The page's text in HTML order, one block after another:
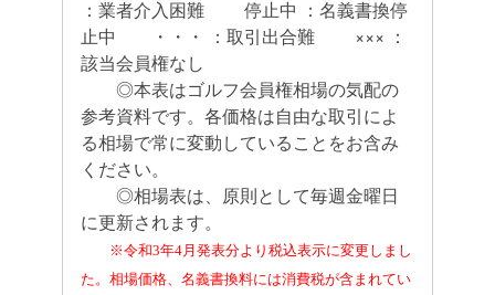
：業者介入困難 停止中 ：名義書換停
止中 ・・・ ：取引出合難 ××× ：
該当会員権なし
◎本表はゴルフ会員権相場の気配の
参考資料です。各価格は自由な取引によ
る相場で常に変動していることをお含み
ください。
◎相場表は、原則として毎週金曜日
に更新されます。
※令和3年4月発表分より税込表示に変更しまし
た。相場価格、名義書換料には消費税が含まれてい